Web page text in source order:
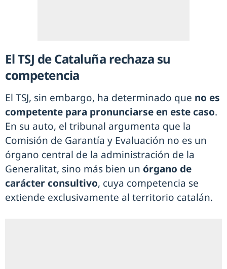
El TSJ de Cataluña rechaza su
competencia
El TSJ, sin embargo, ha determinado que no es
competente para pronunciarse en este caso.
En su auto, el tribunal argumenta que la
Comisión de Garantía y Evaluación no es un
órgano central de la administración de la
Generalitat, sino más bien un órgano de
carácter consultivo, cuya competencia se
extiende exclusivamente al territorio catalán.